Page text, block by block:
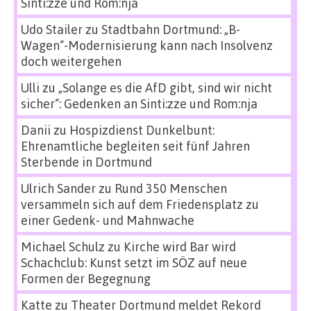
Udo Stailerzu Stadtbahn Dortmund: „B-
Wagen“-Modernisierung kann nach Insolvenz
doch weitergehen
Ulli zu „Solange es die AfD gibt, sind wir nicht
sicher“: Gedenken an Sinti:zze und Rom:nja
Danii zu Hospizdienst Dunkelbunt:
Ehrenamtliche begleiten seit fünf Jahren
Sterbende in Dortmund
Ulrich Sanderzu Rund 350 Menschen
versammeln sich auf dem Friedensplatz zu
einer Gedenk- und Mahnwache
Michael Schulz zu Kirche wird Bar wird
Schachclub: Kunst setzt im SÖZ auf neue
Formen der Begegnung
Katte zu Theater Dortmund meldet Rekord